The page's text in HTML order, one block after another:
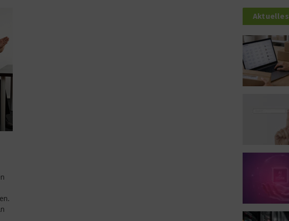
Aktuelles